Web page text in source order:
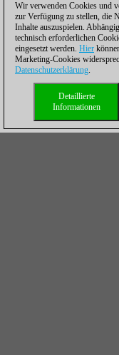
Wir verwenden Cookies und
zur Verfügung zu stellen, die
Inhalte auszuspielen.
technisch erforderlichen
eingesetzt werden. Hier
Marketing-Cookies
Datenschutzerklärung.
Detaillierte
Informationen